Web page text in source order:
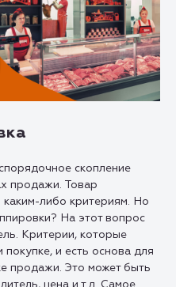
скопление
продажи. Товар
либо критериям. Но
На этот вопрос
Критерии, которые
и есть основа для
продажи. Это может быть